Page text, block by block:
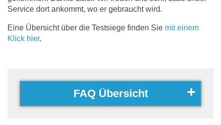
Service dort ankommt, wo er gebraucht wird.
Eine Übersicht über die Testsiege finden Sie mit einem
Klick hier.
FAQ Übersicht